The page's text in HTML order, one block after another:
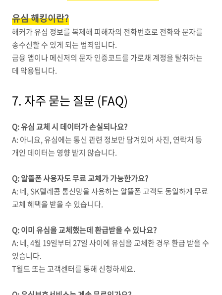
유심 해킹이란?
해커가 유심 정보를 복제해 피해자의 전화번호로 전화와 문자를
송수신할 수 있게 되는 범죄입니다.
금융 앱이나 메신저의 문자 인증코드를 가로채 계정을 탈취하는
데 악용됩니다.
7. 자주 묻는 질문 (FAQ)
Q: 유심 교체 시 데이터가 손실되나요?
A: 아니요, 유심에는 통신 관련 정보만 담겨있어 사진, 연락처 등
개인 데이터는 영향 받지 않습니다.
Q: 알뜰폰 사용자도 무료 교체가 가능한가요?
A: 네, SK텔레콤 통신망을 사용하는 알뜰폰 고객도 동일하게 무료
교체 혜택을 받을 수 있습니다.
Q: 이미 유심을 교체했는데 환급받을 수 있나요?
A: 네, 4월 19일부터 27일 사이에 유심을 교체한 경우 환급 받을 수
있습니다.
T월드 또는 고객센터를 통해 신청하세요.